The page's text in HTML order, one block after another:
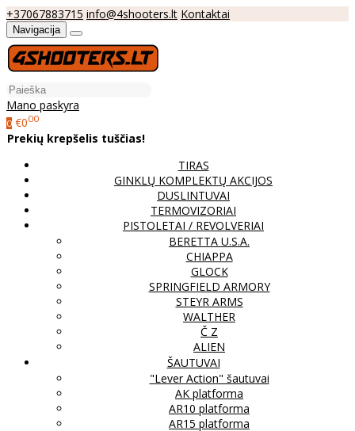
+37067883715 info@4shooters.lt Kontaktai
Navigacija
Mano paskyra
0 €000
Prekių krepšelis tuščias!
TIRAS
GINKLŲ KOMPLEKTŲ AKCIJOS
DUSLINTUVAI
TERMOVIZORIAI
PISTOLETAI / REVOLVERIAI
BERETTA U.S.A.
CHIAPPA
GLOCK
SPRINGFIELD ARMORY
STEYR ARMS
WALTHER
Č Z
ALIEN
ŠAUTUVAI
"Lever Action" šautuvai
AK platforma
AR10 platforma
AR15 platforma